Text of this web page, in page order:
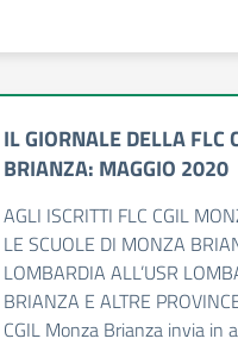
IL GIORNALE DELLA FLC
BRIANZA: MAGGIO 2020
AGLI ISCRITTI FLC CGIL
LE SCUOLE DI MONZA
LOMBARDIA ALL’USR
BRIANZA E ALTRE
CGIL Monza Brianza invia in